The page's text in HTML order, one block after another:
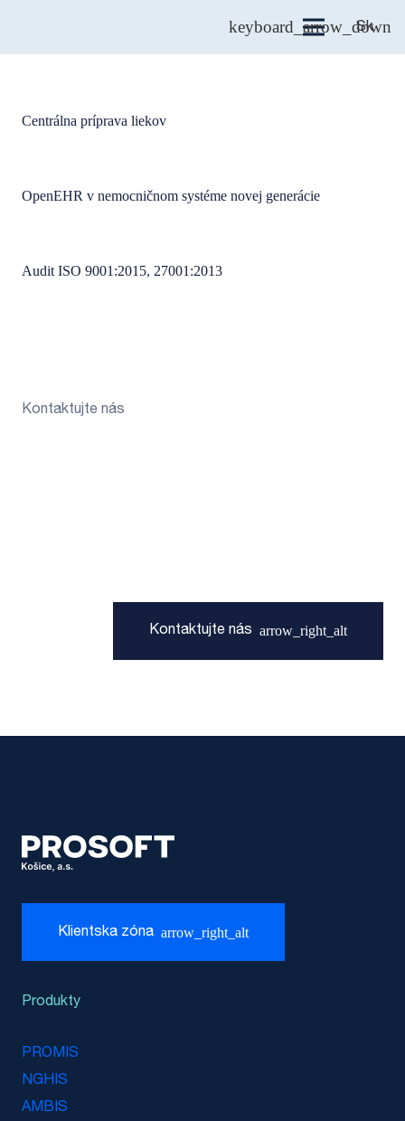
Sk
Centrálna príprava liekov
OpenEHR v nemocničnom systéme novej generácie
Audit ISO 9001:2015, 27001:2013
Kontaktujte nás
Kontaktujte nás arrow_right_alt
Klientska zóna arrow_right_alt
Produkty
PROMIS
NGHIS
AMBIS